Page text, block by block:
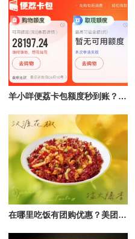
羊小咩便荔卡包额度秒到账？揭秘快速提现的真相与优势
在哪里吃饭有团购优惠？美团App搜“椒爱辣子鸡”19.9元开抢